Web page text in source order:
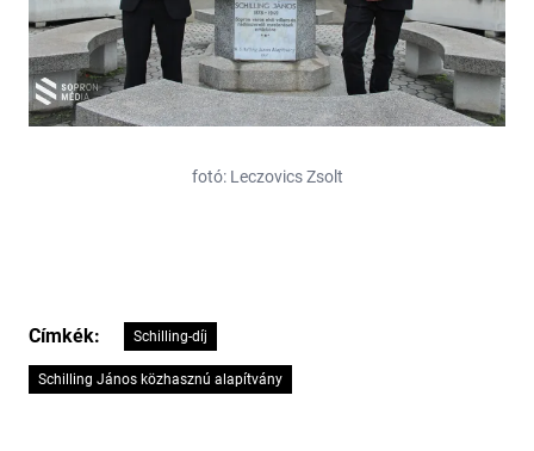
fotó: Leczovics Zsolt
Címkék: Schilling-díj
Schilling János közhasznú alapítvány